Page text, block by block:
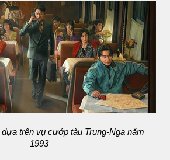
dựa trên vụ cướp tàu Trung-Nga năm
1993